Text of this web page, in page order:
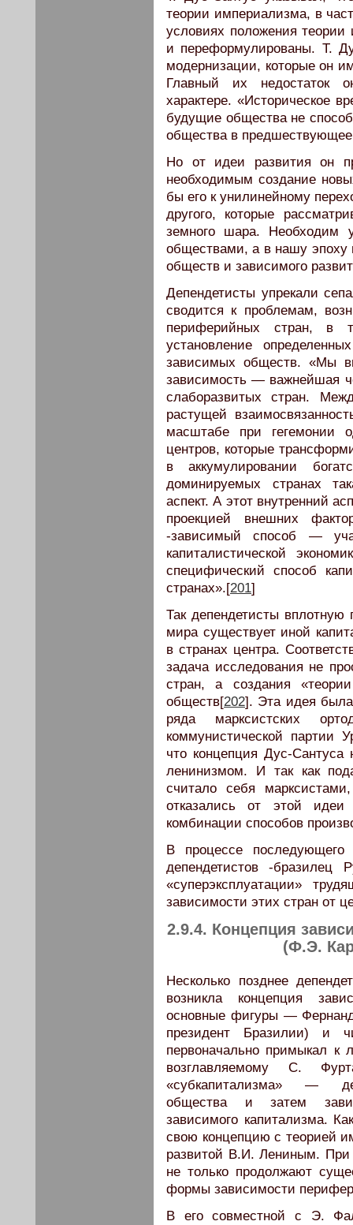
теории империализма, в
условиях положения
и переформулированы. Т.
модернизации, которые он
Главный их недостаток
характере. «Историческое
будущие общества не
общества в
Но от идеи развития он
необходимым создание
бы его к унилинейному
другого, которые
земного шара. Необходим
обществами, а в нашу эпоху
обществ и зависимого
Депендетисты упрекали
сводится к проблемам,
периферийных стран, в
установление
зависимых обществ. «Мы
зависимость — важнейшая
слаборазвитых стран.
растущей
масштабе при гегемонии
центров, которые
в аккумулировании
доминируемых странах
аспект. А этот внутренний
проекцией внешних
-зависимый способ —
капиталистической
специфический способ
странах».[201]
Так депендетисты вплотную
мира существует иной
в странах центра.
задача исследования не
стран, а создания
обществ[202]. Эта идея была
ряда марксистских
коммунистической партии
что концепция Дус-
ленинизмом. И так как
считало себя
отказались от этой
комбинации способов
В процессе последующего
депендетистов -
«суперэксплуатации»
зависимости этих стран от
2.9.4. Концепция
(Ф.Э.
Несколько позднее
возникла концепция
основные фигуры —
президент Бразилии) и
первоначально примыкал к
возглавляемому С.
«субкапитализма» —
общества и затем
зависимого капитализма.
свою концепцию с теорией
развитой В.И. Лениным. При
не только продолжают
формы зависимости
В его совместной с Э.